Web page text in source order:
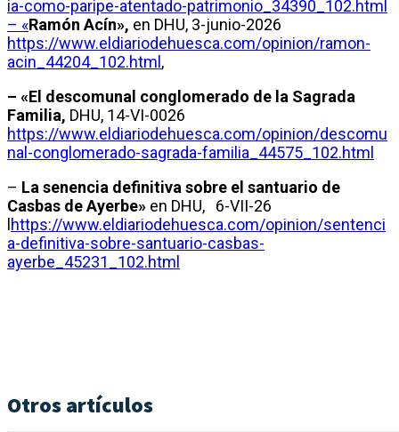
ia-como-paripe-atentado-patrimonio_34390_102.html
– «Ramón Acín», en DHU, 3-junio-2026
https://www.eldiariodehuesca.com/opinion/ramon-
acin_44204_102.html,
– «El descomunal conglomerado de la Sagrada
Familia, DHU, 14-VI-0026
https://www.eldiariodehuesca.com/opinion/descomu
nal-conglomerado-sagrada-familia_44575_102.html
– La senencia definitiva sobre el santuario de
Casbas de Ayerbe» en DHU, 6-VII-26
lhttps://www.eldiariodehuesca.com/opinion/sentenci
a-definitiva-sobre-santuario-casbas-
ayerbe_45231_102.html
Otros artículos